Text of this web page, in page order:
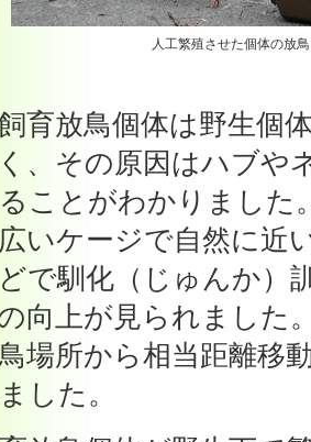
人工繁殖させた個体の放鳥
育放鳥個体は野生個
、その原因はハブや
ことがわかりました
いケージで自然に近
で馴化（じゅんか）
向上が見られました
場所から相当距離移
した。